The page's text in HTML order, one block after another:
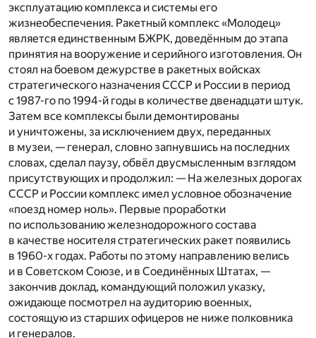
эксплуатацию комплекса и системы его
жизнеобеспечения. Ракетный комплекс «Молодец»
является единственным БЖРК, доведённым до этапа
принятия на вооружение и серийного изготовления. Он
стоял на боевом дежурстве в ракетных войсках
стратегического назначения СССР и России в период
с 1987-го по 1994-й годы в количестве двенадцати штук.
Затем все комплексы были демонтированы
и уничтожены, за исключением двух, переданных
в музеи, — генерал, словно запнувшись на последних
словах, сделал паузу, обвёл двусмысленным взглядом
присутствующих и продолжил: — На железных дорогах
СССР и России комплекс имел условное обозначение
«поезд номер ноль». Первые проработки
по использованию железнодорожного состава
в качестве носителя стратегических ракет появились
в 1960-х годах. Работы по этому направлению велись
и в Советском Союзе, и в Соединённых Штатах, —
закончив доклад, командующий положил указку,
ожидающе посмотрел на аудиторию военных,
состоящую из старших офицеров не ниже полковника
и генералов.